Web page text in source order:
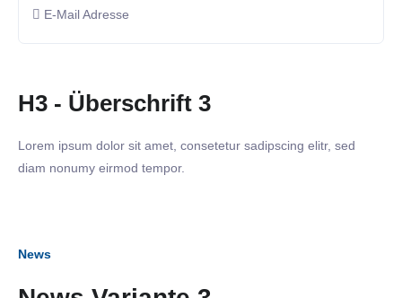
E-Mail Adresse
H3 - Überschrift 3
Lorem ipsum dolor sit amet, consetetur sadipscing elitr, sed
diam nonumy eirmod tempor.
News